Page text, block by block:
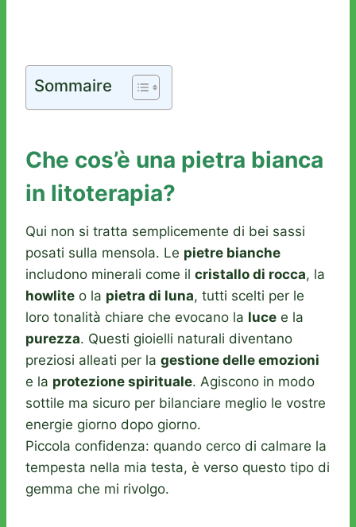
Sommaire
Che cos’è una pietra bianca
in litoterapia?
Qui non si tratta semplicemente di bei sassi
posati sulla mensola. Le pietre bianche
includono minerali come il cristallo di rocca, la
howlite o la pietra di luna, tutti scelti per le
loro tonalità chiare che evocano la luce e la
purezza. Questi gioielli naturali diventano
preziosi alleati per la gestione delle emozioni
e la protezione spirituale. Agiscono in modo
sottile ma sicuro per bilanciare meglio le vostre
energie giorno dopo giorno.
Piccola confidenza: quando cerco di calmare la
tempesta nella mia testa, è verso questo tipo di
gemma che mi rivolgo.